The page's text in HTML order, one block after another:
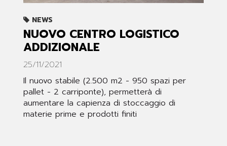
NEWS
NUOVO CENTRO LOGISTICO
ADDIZIONALE
25/11/2021
Il nuovo stabile (2.500 m2 - 950 spazi per
pallet - 2 carriponte), permetterà di
aumentare la capienza di stoccaggio di
materie prime e prodotti finiti